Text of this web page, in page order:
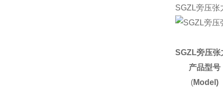
SGZL旁压张
SGZL旁压张
产品型号
(Model)